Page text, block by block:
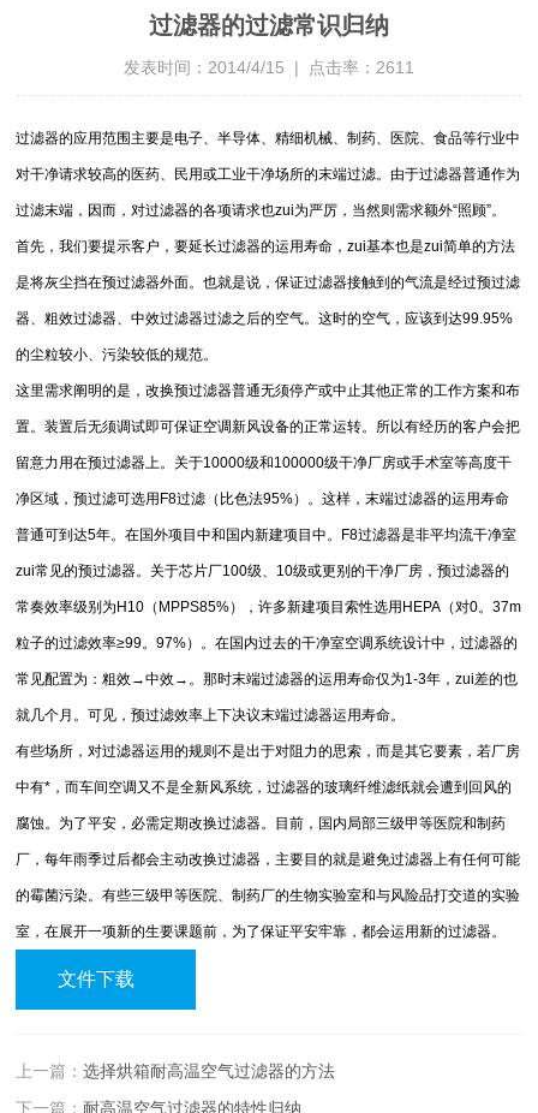
过滤器的过滤常识归纳
发表时间：2014/4/15 | 点击率：2611
过滤器的应用范围主要是电子、半导体、精细机械、制药、医院、食品等行业中
对干净请求较高的医药、民用或工业干净场所的末端过滤。由于过滤器普通作为
过滤末端，因而，对过滤器的各项请求也zui为严厉，当然则需求额外“照顾”。
首先，我们要提示客户，要延长过滤器的运用寿命，zui基本也是zui简单的方法
是将灰尘挡在预过滤器外面。也就是说，保证过滤器接触到的气流是经过预过滤
器、粗效过滤器、中效过滤器过滤之后的空气。这时的空气，应该到达99.95%
的尘粒较小、污染较低的规范。
这里需求阐明的是，改换预过滤器普通无须停产或中止其他正常的工作方案和布
置。装置后无须调试即可保证空调新风设备的正常运转。所以有经历的客户会把
留意力用在预过滤器上。关于10000级和100000级干净厂房或手术室等高度干
净区域，预过滤可选用F8过滤（比色法95%）。这样，末端过滤器的运用寿命
普通可到达5年。在国外项目中和国内新建项目中。F8过滤器是非平均流干净室
zui常见的预过滤器。关于芯片厂100级、10级或更别的干净厂房，预过滤器的
常奏效率级别为H10（MPPS85%），许多新建项目索性选用HEPA（对0。37m
粒子的过滤效率≥99。97%）。在国内过去的干净室空调系统设计中，过滤器的
常见配置为：粗效→中效→。那时末端过滤器的运用寿命仅为1-3年，zui差的也
就几个月。可见，预过滤效率上下决议末端过滤器运用寿命。
有些场所，对过滤器运用的规则不是出于对阻力的思索，而是其它要素，若厂房
中有*，而车间空调又不是全新风系统，过滤器的玻璃纤维滤纸就会遭到回风的
腐蚀。为了平安，必需定期改换过滤器。目前，国内局部三级甲等医院和制药
厂，每年雨季过后都会主动改换过滤器，主要目的就是避免过滤器上有任何可能
的霉菌污染。有些三级甲等医院、制药厂的生物实验室和与风险品打交道的实验
室，在展开一项新的生要课题前，为了保证平安牢靠，都会运用新的过滤器。
文件下载
上一篇：选择烘箱耐高温空气过滤器的方法
下一篇： 耐高温空气过滤器的特性归纳